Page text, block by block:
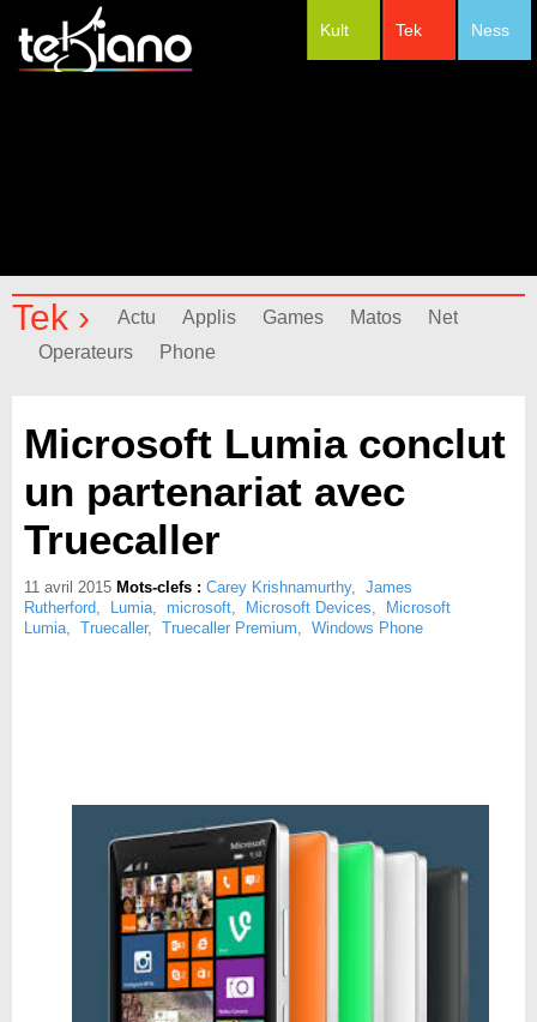
Ness
Tek
Kult
Tek › Actu Applis Games Matos
Net
Operateurs
Phone
Microsoft Lumia conclut
un partenariat avec
Truecaller
11 avril 2015 Mots-clefs : Carey Krishnamurthy, James
Rutherford, Lumia, microsoft, Microsoft Devices,
Microsoft
Lumia, Truecaller, Truecaller Premium, Windows Phone